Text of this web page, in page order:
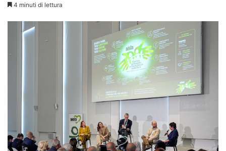
4 minuti di lettura